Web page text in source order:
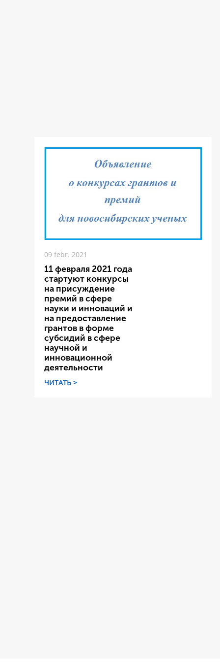
09 febr. 2021
11 февраля 2021 года
стартуют конкурсы
на присуждение
премий в сфере
науки и инноваций и
на предоставление
грантов в форме
субсидий в сфере
научной и
инновационной
деятельности
ЧИТАТЬ >